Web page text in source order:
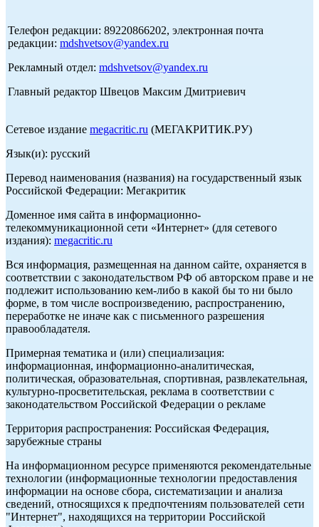
Телефон редакции: 89220866202, электронная почта
редакции: mdshvetsov@yandex.ru
Рекламный отдел: mdshvetsov@yandex.ru
Главный редактор Швецов Максим Дмитриевич
Сетевое издание megacritic.ru (МЕГАКРИТИК.РУ)
Язык(и): русский
Перевод наименования (названия) на государственный язык
Российской Федерации: Мегакритик
Доменное имя сайта в информационно-
телекоммуникационной сети «Интернет» (для сетевого
издания): megacritic.ru
Вся информация, размещенная на данном сайте, охраняется в
соответствии с законодательством РФ об авторском праве и не
подлежит использованию кем-либо в какой бы то ни было
форме, в том числе воспроизведению, распространению,
переработке не иначе как с письменного разрешения
правообладателя.
Примерная тематика и (или) специализация:
информационная, информационно-аналитическая,
политическая, образовательная, спортивная, развлекательная,
культурно-просветительская, реклама в соответствии с
законодательством Российской Федерации о рекламе
Территория распространения: Российская Федерация,
зарубежные страны
На информационном ресурсе применяются рекомендательные
технологии (информационные технологии предоставления
информации на основе сбора, систематизации и анализа
сведений, относящихся к предпочтениям пользователей сети
"Интернет", находящихся на территории Российской